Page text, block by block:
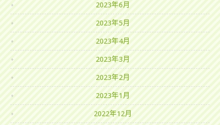
2023年6月
2023年5月
2023年4月
2023年3月
2023年2月
2023年1月
2022年12月